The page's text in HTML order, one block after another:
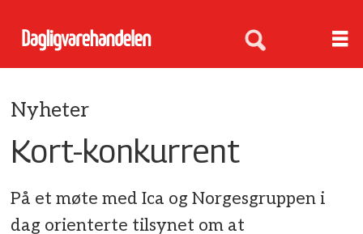
Nyheter
Kort-konkurrent
På et møte med Ica og Norgesgruppen i
dag orienterte tilsynet om at